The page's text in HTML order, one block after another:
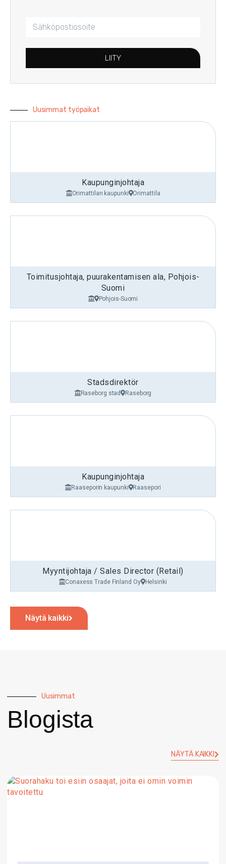
LIITY
Uusimmat työpaikat
Kaupunginjohtaja
Orimattilan kaupunki Orimattila
Toimitusjohtaja, puurakentamisen ala, Pohjois-
Suomi
Pohjois-Suomi
Stadsdirektör
Raseborg stad Raseborg
Kaupunginjohtaja
Raaseporin kaupunki Raasepori
Myyntijohtaja / Sales Director (Retail)
Conaxess Trade Finland Oy Helsinki
Näytä kaikki
Uusimmat
Blogista
NÄYTÄ KAIKKI